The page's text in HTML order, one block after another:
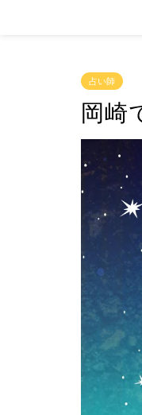
占い師
岡崎